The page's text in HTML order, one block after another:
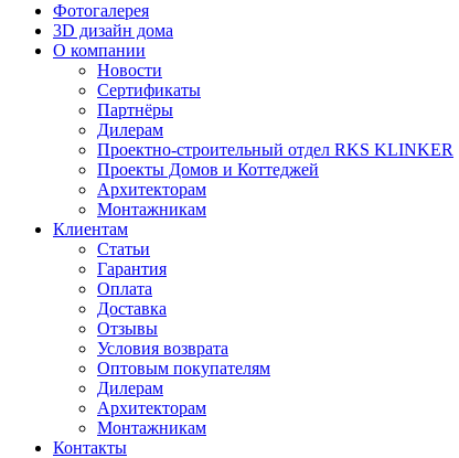
Фотогалерея
3D дизайн дома
О компании
Новости
Сертификаты
Партнёры
Дилерам
Проектно-строительный отдел RKS KLINKER
Проекты Домов и Коттеджей
Архитекторам
Монтажникам
Клиентам
Статьи
Гарантия
Оплата
Доставка
Отзывы
Условия возврата
Оптовым покупателям
Дилерам
Архитекторам
Монтажникам
Контакты